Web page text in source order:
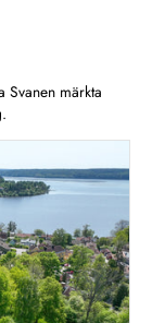
märkta